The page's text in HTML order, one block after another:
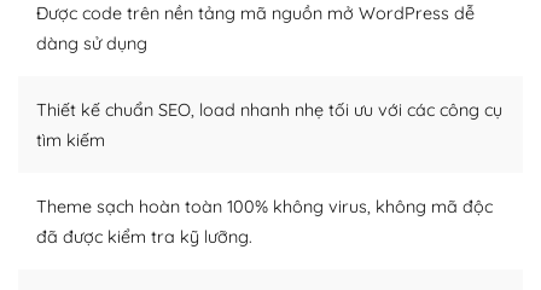
tìm kiếm chúng trên Internet hoặc nhờ chuyên gia.
– Sở hữu một cộng đồng lớn, sẵn sàng hỗ trợ
khổng lồ được kiểm duyệt bởi các nhân viên và những
người cuồng tín WordPress.
Được code trên nền tảng mã nguồn mở WordPress dễ
dàng sử dụng
Thiết kế chuẩn SEO, load nhanh nhẹ tối ưu với các công cụ
tìm kiếm
Theme sạch hoàn toàn 100% không virus, không mã độc
đã được kiểm tra kỹ lưỡng.